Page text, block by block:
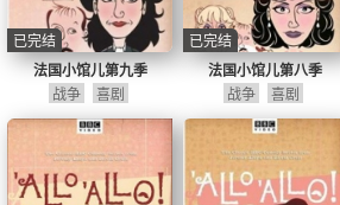
法国小馆儿第九季
已完结
战争 喜剧
法国小馆儿第八季
已完结
战争 喜剧